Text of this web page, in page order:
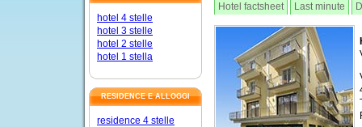
hotel 4 stelle
hotel 3 stelle
hotel 2 stelle
hotel 1 stella
RESIDENCE E ALLOGGI
residence 4 stelle
Hotel factsheet Last minute